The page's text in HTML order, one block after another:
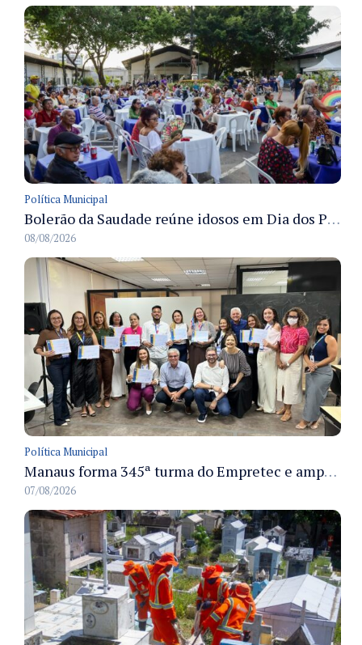
Política Municipal
Bolerão da Saudade reúne idosos em Dia dos Pais promovido pela Fundação Dr. Thomas em Manaus
08/08/2026
Política Municipal
Manaus forma 345ª turma do Empretec e amplia qualificação de empreendedores na cidade
07/08/2026